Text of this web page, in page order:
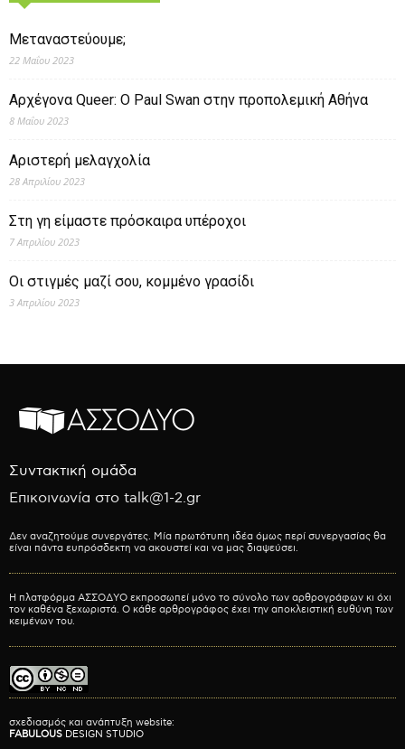
Μεταναστεύουμε;
22 Μαΐου 2023
Αρχέγονα Queer: O Paul Swan στην προπολεμική Αθήνα
8 Μαΐου 2023
Αριστερή μελαγχολία
28 Απριλίου 2023
Στη γη είμαστε πρόσκαιρα υπέροχοι
7 Απριλίου 2023
Οι στιγμές μαζί σου, κομμένο γρασίδι
3 Απριλίου 2023
Συντακτική ομάδα
Επικοινωνία στο talk@1-2.gr
Δεν αναζητούμε συνεργάτες. Μία πρωτότυπη ιδέα όμως περί συνεργασίας θα
είναι πάντα ευπρόσδεκτη να ακουστεί και να μας διαψεύσει.
Η πλατφόρμα ΑΣΣΟΔΥΟ εκπροσωπεί μόνο το σύνολο των αρθρογράφων κι όχι
τον καθένα ξεχωριστά. Ο κάθε αρθρογράφος έχει την αποκλειστική ευθύνη των
κειμένων του.
σχεδιασμός και ανάπτυξη website:
FABULOUS DESIGN STUDIO